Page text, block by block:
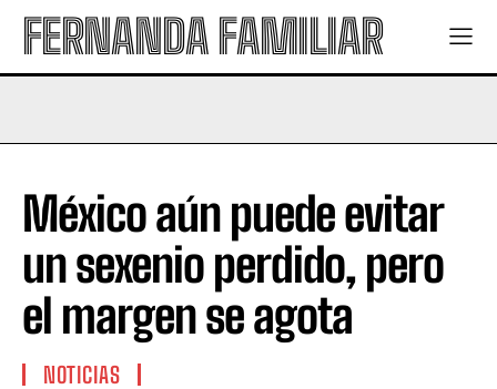
FERNANDA FAMILIAR
México aún puede evitar
un sexenio perdido, pero
el margen se agota
NOTICIAS